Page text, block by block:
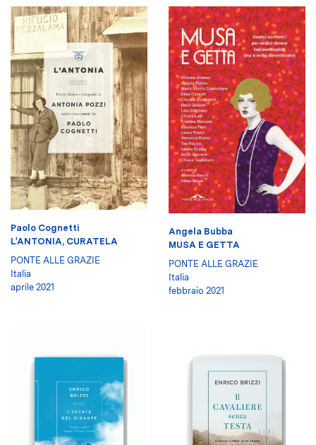
Paolo Cognetti
L'ANTONIA, CURATELA
PONTE ALLE GRAZIE
Italia
aprile 2021
Angela Bubba
MUSA E GETTA
PONTE ALLE GRAZIE
Italia
febbraio 2021